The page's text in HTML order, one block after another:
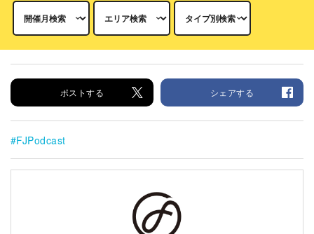
ポストする シェアする
FJPodcast